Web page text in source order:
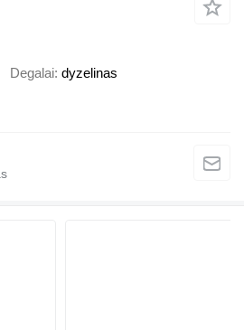
Degalai dyzelinas